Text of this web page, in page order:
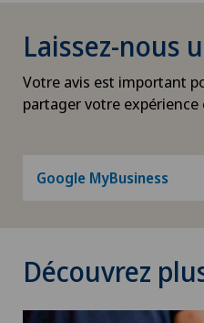
Laissez-nous
Votre avis est important
partager votre
Google MyBusiness
Découvrez